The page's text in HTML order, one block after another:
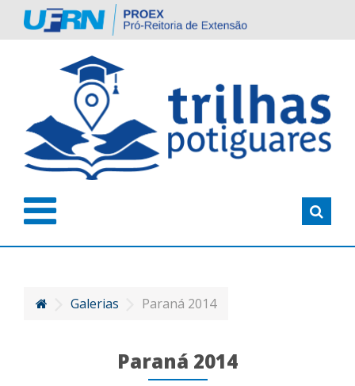
Galerias Paraná 2014
Paraná 2014